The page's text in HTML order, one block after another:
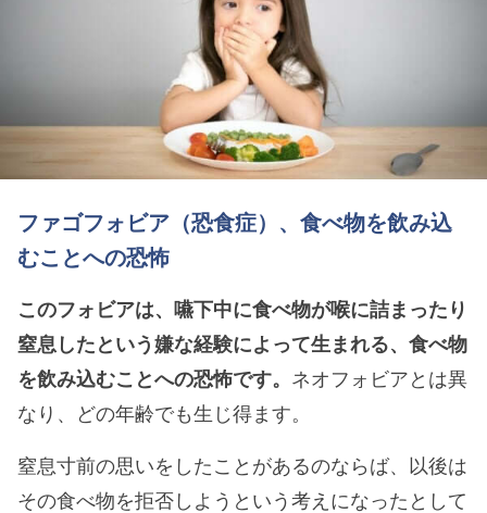
ファゴフォビア（恐食症）、食べ物を飲み込
むことへの恐怖
このフォビアは、嚥下中に食べ物が喉に詰まったり
窒息したという嫌な経験によって生まれる、食べ物
を飲み込むことへの恐怖です。 ネオフォビアとは異
なり、どの年齢でも生じ得ます。
窒息寸前の思いをしたことがあるのならば、以後は
その食べ物を拒否しようという考えになったとして